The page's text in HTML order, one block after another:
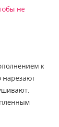
к
нарезают